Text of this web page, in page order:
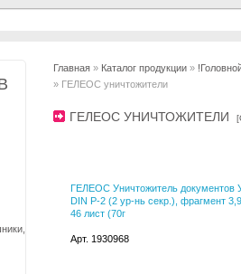
Главная » Каталог продукции »
» ГЕЛЕОС уничтожители
ГЕЛЕОС УНИЧТОЖИТЕЛИ [
ГЕЛЕОС Уничтожитель документов
DIN P-2 (2 ур-нь секр.), фрагмент
46 лист (70г
Арт. 1930968